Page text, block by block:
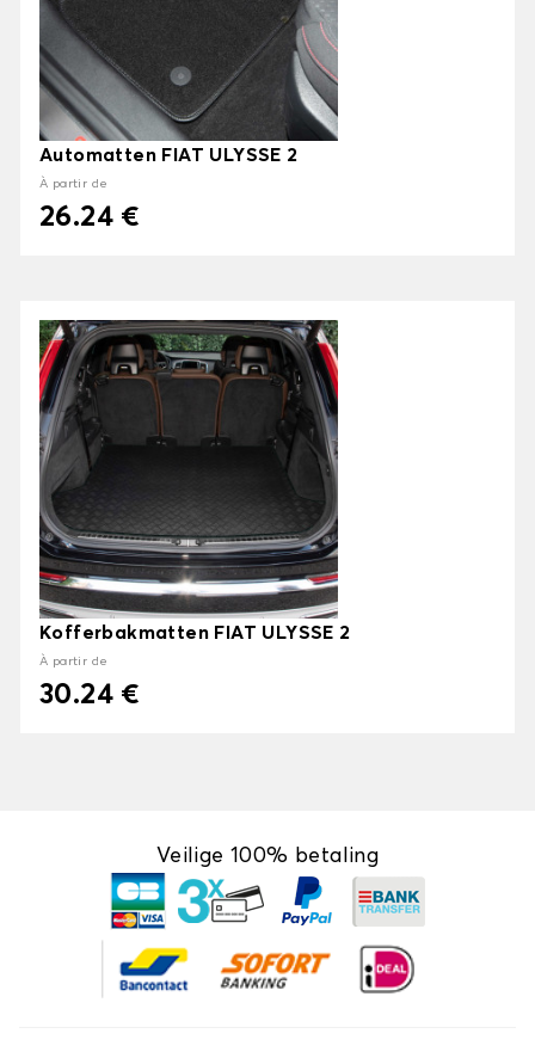
Automatten FIAT ULYSSE 2
À partir de
26.24 €
Kofferbakmatten FIAT ULYSSE 2
À partir de
30.24 €
Veilige 100% betaling